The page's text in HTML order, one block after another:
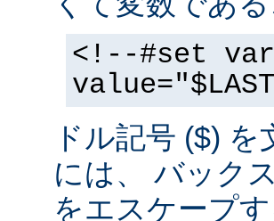
<!--#set
ドル記号 ($)
には、 バック
をエスケープ